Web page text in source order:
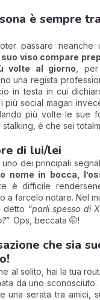
è sempre
passare neanche
suo viso compare
volte al giorno ,
una regista
in testa in cui
più social magari
più volte le sue
è che sei
di lui/lei
dei principali
nome in bocca,
è difficile
a farcelo notare. Nel
detto “parli spesso di
”. Ops, beccata 🤭!
che sia
al solito, hai la tua
da uno
una serata tra amici,